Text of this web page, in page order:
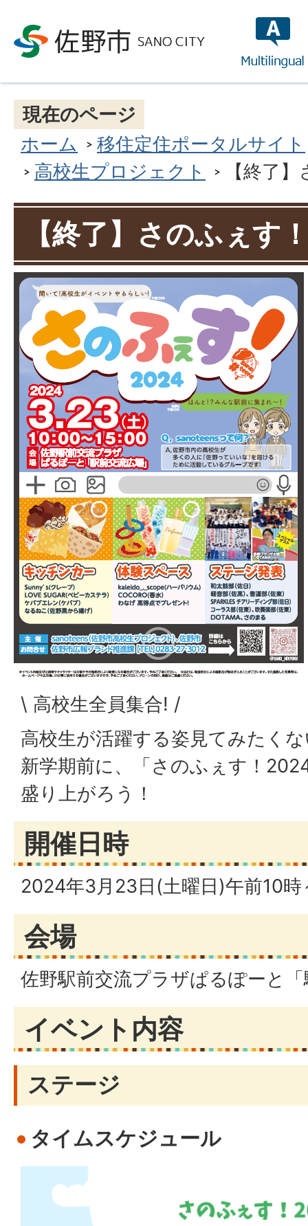
現在のページ
ホーム
移住定住ポータルサイト
高校生プロジェクト
【終了
【終了】さのふぇす
\ 高校生全員集合! /
高校生が活躍する姿見てみたく
新学期前に、「さのふぇす！
盛り上がろう！
開催日時
2024年3月23日(土曜日)午前10時
会場
佐野駅前交流プラザぱるぽーと
イベント内容
ステージ
タイムスケジュール